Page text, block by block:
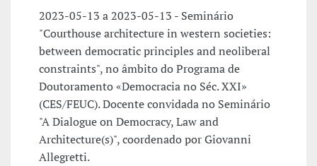
2023-05-13 a 2023-05-13 - Seminário
"Courthouse architecture in western societies:
between democratic principles and neoliberal
constraints", no âmbito do Programa de
Doutoramento «Democracia no Séc. XXI»
(CES/FEUC). Docente convidada no Seminário
"A Dialogue on Democracy, Law and
Architecture(s)", coordenado por Giovanni
Allegretti.